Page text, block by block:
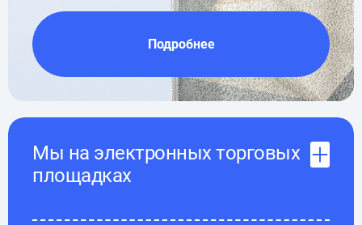
Подробнее
Мы на электронных торговых
площадках